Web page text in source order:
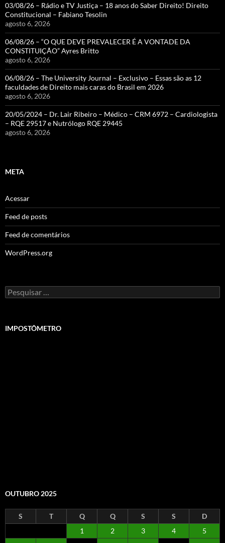
03/08/26 – Rádio e TV Justiça – 18 anos do Saber Direito! Direito
Constitucional – Fabiano Tesolin
agosto 6, 2026
06/08/26 – “O QUE DEVE PREVALECER É A VONTADE DA
CONSTITUIÇÃO” Ayres Britto
agosto 6, 2026
06/08/26 – The University Journal – Exclusivo – Essas são as 12
faculdades de Direito mais caras do Brasil em 2026
agosto 6, 2026
20/05/2024 – Dr. Lair Ribeiro – Médico – CRM 6972 – Cardiologista
– RQE 29517 e Nutrólogo RQE 29445
agosto 6, 2026
META
Acessar
Feed de posts
Feed de comentários
WordPress.org
Pesquisar
por:
IMPOSTÔMETRO
OUTUBRO 2025
S T Q Q S S
D
1
2 3 4
5